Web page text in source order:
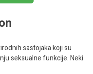
sastojaka koji su
seksualne funkcije. Neki